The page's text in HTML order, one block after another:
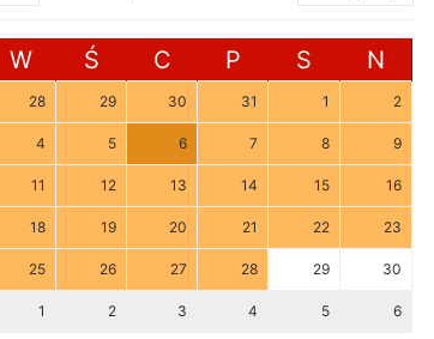
W Ś C P S N
28 29 30 31 1 2
4 5 6 7 8 9
11 12 13 14 15 16
18 19 20 21 22 23
25 26 27 28 29 30
1 2 3 4 5 6